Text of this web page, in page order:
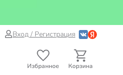
Вход / Регистрация
Избранное Корзина